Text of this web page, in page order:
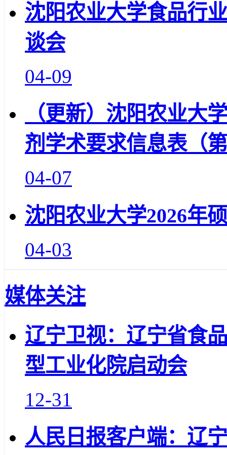
沈阳农业大学食品行
谈会
04-09
（更新）沈阳农业大
剂学术要求信息表（
04-07
沈阳农业大学2026年
04-03
媒体关注
辽宁卫视：辽宁省食
型工业化院启动会
12-31
人民日报客户端：辽